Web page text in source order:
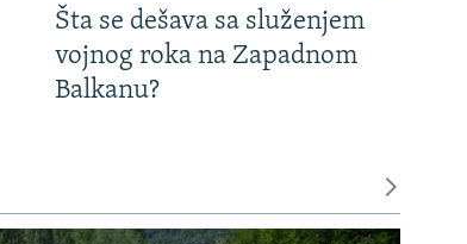
Šta se dešava sa služenjem
vojnog roka na Zapadnom
Balkanu?